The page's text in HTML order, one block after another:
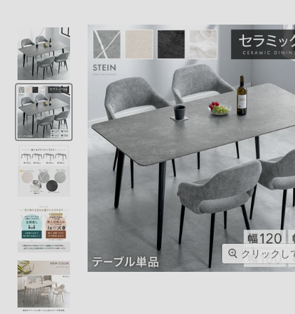
クリックし